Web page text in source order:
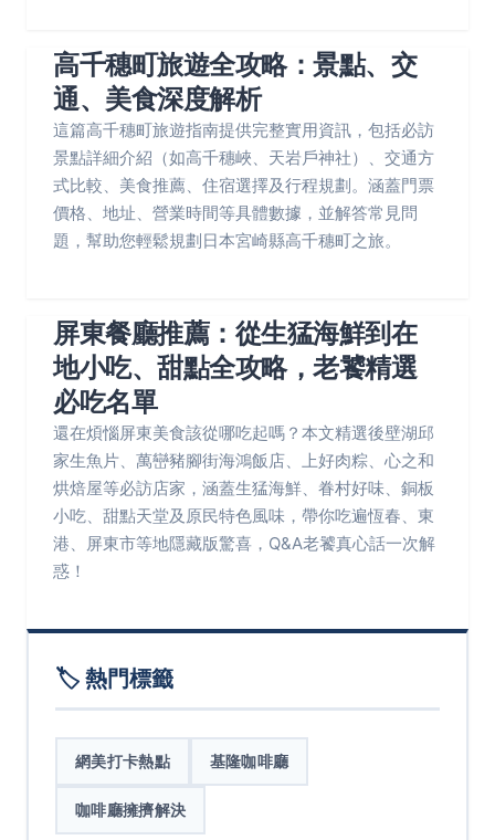
高千穗町旅遊全攻略：景點、交
通、美食深度解析
這篇高千穗町旅遊指南提供完整實用資訊，包括必訪
景點詳細介紹（如高千穗峽、天岩戶神社）、交通方
式比較、美食推薦、住宿選擇及行程規劃。涵蓋門票
價格、地址、營業時間等具體數據，並解答常見問
題，幫助您輕鬆規劃日本宮崎縣高千穗町之旅。
屏東餐廳推薦：從生猛海鮮到在
地小吃、甜點全攻略，老饕精選
必吃名單
還在煩惱屏東美食該從哪吃起嗎？本文精選後壁湖邱
家生魚片、萬巒豬腳街海鴻飯店、上好肉粽、心之和
烘焙屋等必訪店家，涵蓋生猛海鮮、眷村好味、銅板
小吃、甜點天堂及原民特色風味，帶你吃遍恆春、東
港、屏東市等地隱藏版驚喜，Q&A老饕真心話一次解
惑！
🏷️ 熱門標籤
網美打卡熱點 基隆咖啡廳
咖啡廳擁擠解決